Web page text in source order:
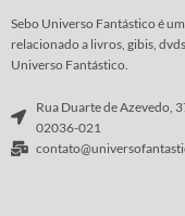
Sebo Universo Fantástico é
relacionado a livros, gibis,
Universo Fantástico.
Rua Duarte de Azevedo,
02036-021